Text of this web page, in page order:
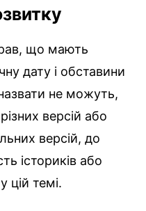
що мають
дату і обставини
не можуть,
версій або
версій, до
істориків або
цій темі.